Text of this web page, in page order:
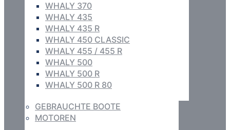
WHALY 370
WHALY 435
WHALY 435 R
WHALY 450 CLASSIC
WHALY 455 / 455 R
WHALY 500
WHALY 500 R
WHALY 500 R 80
GEBRAUCHTE BOOTE
MOTOREN